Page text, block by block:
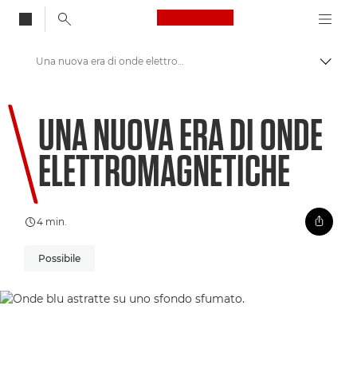
Canon Logo, back
Benvenuto su VIEW
Una nuova era di onde elettromagnetiche
UNA NUOVA ERA DI ONDE
ELETTROMAGNETICHE
4 min.
Possibile